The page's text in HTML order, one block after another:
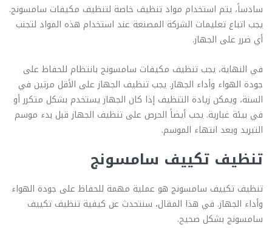
سادساً، يتم استخدام مواد تنظيف خاصة لتنظيف مكيفات سامسونج.
يجب اتباع تعليمات الشركة المصنعة عند استخدام هذه المواد لتجنب
أي ضرر على الجهاز.
في النهاية، يجب تنظيف مكيفات سامسونج بانتظام للحفاظ على
جودة الهواء وأداء الجهاز. يجب تنظيف الجهاز على الأقل مرتين في
السنة، ويمكن زيادة التنظيف إذا كان الجهاز يستخدم بشكل متكرر أو
في بيئة غبارية. يجب أيضاً الحرص على تنظيف الجهاز قبل بدء موسم
التبريد وبعد انتهاء الموسم.
تنظيف تكييف سامسونج
تنظيف تكييف سامسونج هو عملية مهمة للحفاظ على جودة الهواء
وأداء الجهاز. في هذا المقال، سنتحدث عن كيفية تنظيف تكييف
سامسونج بشكل صحيح.